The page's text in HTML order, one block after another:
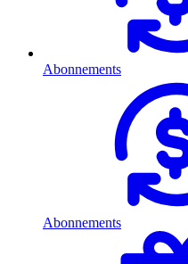
Abonnements
Abonnements